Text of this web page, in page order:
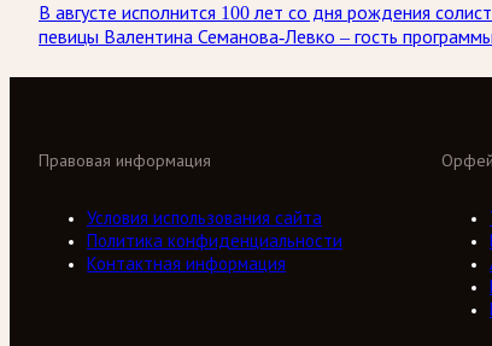
В августе исполнится 100 лет со дня рождения
певицы Валентина Семанова-Левко – гость
Правовая информация
Условия использования сайта
Политика конфиденциальности
Контактная информация